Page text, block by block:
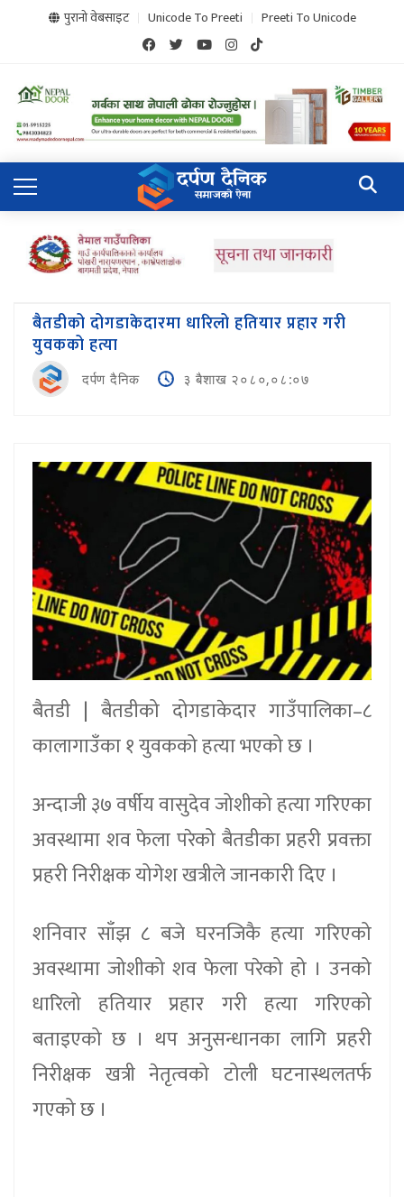
पुरानो वेबसाइट Unicode To Preeti Preeti To Unicode
बैतडीको दोगडाकेदारमा धारिलो हतियार प्रहार गरी
युवकको हत्या
दर्पण दैनिक ३ बैशाख २०८०,०८:०७
बैतडी | बैतडीको दोगडाकेदार गाउँपालिका–८
कालागाउँका १ युवकको हत्या भएको छ ।
अन्दाजी ३७ वर्षीय वासुदेव जोशीको हत्या गरिएका
अवस्थामा शव फेला परेको बैतडीका प्रहरी प्रवक्ता
प्रहरी निरीक्षक योगेश खत्रीले जानकारी दिए ।
शनिवार साँझ ८ बजे घरनजिकै हत्या गरिएको
अवस्थामा जोशीको शव फेला परेको हो । उनको
धारिलो हतियार प्रहार गरी हत्या गरिएको
बताइएको छ । थप अनुसन्धानका लागि प्रहरी
निरीक्षक खत्री नेतृत्वको टोली घटनास्थलतर्फ
गएको छ ।